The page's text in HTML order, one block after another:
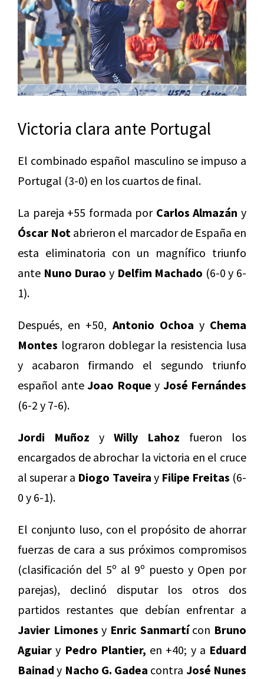
Victoria clara ante Portugal
El combinado español masculino se impuso a
Portugal (3-0) en los cuartos de final.
La pareja +55 formada por Carlos Almazán y
Óscar Not abrieron el marcador de España en
esta eliminatoria con un magnífico triunfo
ante Nuno Durao y Delfim Machado (6-0 y 6-
1).
Después, en +50, Antonio Ochoa y Chema
Montes lograron doblegar la resistencia lusa
y acabaron firmando el segundo triunfo
español ante Joao Roque y José Fernándes
(6-2 y 7-6).
Jordi Muñoz y Willy Lahoz fueron los
encargados de abrochar la victoria en el cruce
al superar a Diogo Taveira y Filipe Freitas (6-
0 y 6-1).
El conjunto luso, con el propósito de ahorrar
fuerzas de cara a sus próximos compromisos
(clasificación del 5º al 9º puesto y Open por
parejas), declinó disputar los otros dos
partidos restantes que debían enfrentar a
Javier Limonesy Enric Sanmartícon Bruno
Aguiar y Pedro Plantier, en +40; y a Eduard
Bainad y Nacho G. Gadea contra José Nunes